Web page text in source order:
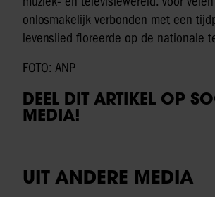
onlosmakelijk verbonden met een
levenslied floreerde op de nationale
FOTO: ANP
DEEL DIT ARTIKEL OP
MEDIA!
UIT ANDERE MEDIA